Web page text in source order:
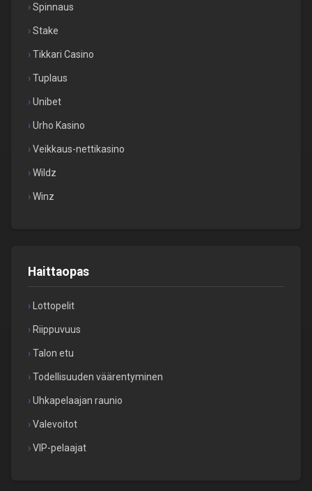
Spinnaus
Stake
Tikkari Casino
Tuplaus
Unibet
Urho Kasino
Veikkaus-nettikasino
Wildz
Winz
Haittaopas
Lottopelit
Riippuvuus
Talon etu
Todellisuuden väärentyminen
Uhkapelaajan raunio
Valevoitot
VIP-pelaajat